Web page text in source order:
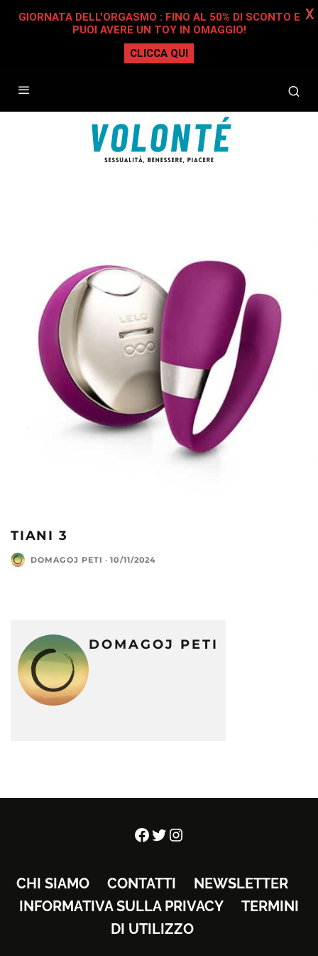
TIANI 3
DOMAGOJ PETI · 10/11/2024
DOMAGOJ PETI
Facebook
Twitter
Instagram
CHI SIAMO CONTATTI
NEWSLETTER
INFORMATIVA SULLA PRIVACY
TERMINI
DI UTILIZZO
GIORNATA DELL'ORGASMO : FINO AL 50% DI SCONTO E
PUOI AVERE UN TOY IN OMAGGIO!
CLICCA QUI
X